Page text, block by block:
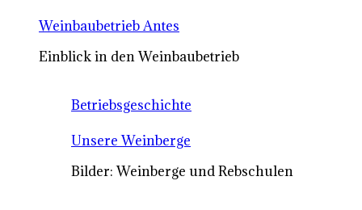
Weinbaubetrieb Antes
Einblick in den Weinbaubetrieb
Betriebsgeschichte
Unsere Weinberge
Bilder: Weinberge und Rebschulen